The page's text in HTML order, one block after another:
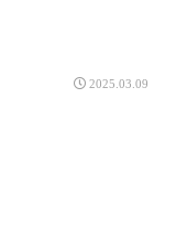
2025.03.09